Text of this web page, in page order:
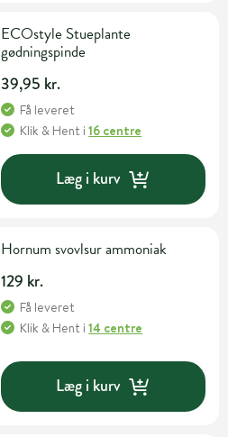
ECOstyle Stueplante
gødningspinde
39,95 kr.
Få leveret
Klik & Hent i16 centre
Læg i kurv
Hornum svovlsur ammoniak
129 kr.
Få leveret
Klik & Hent i14 centre
Læg i kurv